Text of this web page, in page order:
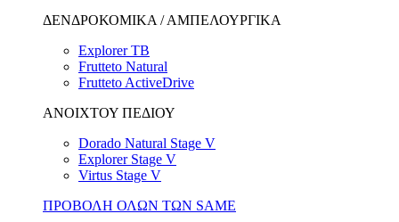
ΔΕΝΔΡΟΚΟΜΙΚΑ / ΑΜΠΕΛΟΥΡΓΙΚΑ
Explorer TB
Frutteto Natural
Frutteto ActiveDrive
ΑΝΟΙΧΤΟΥ ΠΕΔΙΟΥ
Dorado Natural Stage V
Explorer Stage V
Virtus Stage V
ΠΡΟΒΟΛΗ ΟΛΩΝ ΤΩΝ SAME